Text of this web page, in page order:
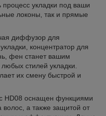
процесс укладки под ваши
локоны, так и прямые
диффузор для
концентратор для
фен станет вашим
стилей укладки.
их смену быстрой и
HD08 оснащен функциями
волос, а также защитой от